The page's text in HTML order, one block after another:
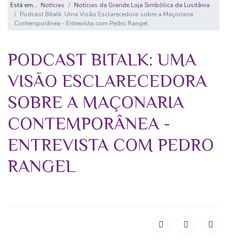
Está em... Notícias
Notícias da Grande Loja Simbólica da Lusitânia
Podcast Bitalk: Uma Visão Esclarecedora sobre a Maçonaria
Contemporânea - Entrevista com Pedro Rangel
PODCAST BITALK: UMA
VISÃO ESCLARECEDORA
SOBRE A MAÇONARIA
CONTEMPORÂNEA -
ENTREVISTA COM PEDRO
RANGEL